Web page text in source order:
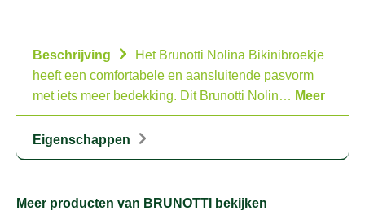
Beschrijving
Het Brunotti Nolina Bikinibroekje
heeft een comfortabele en aansluitende pasvorm
met iets meer bedekking. Dit Brunotti Nolin… Meer
Eigenschappen
Meer producten van BRUNOTTI bekijken